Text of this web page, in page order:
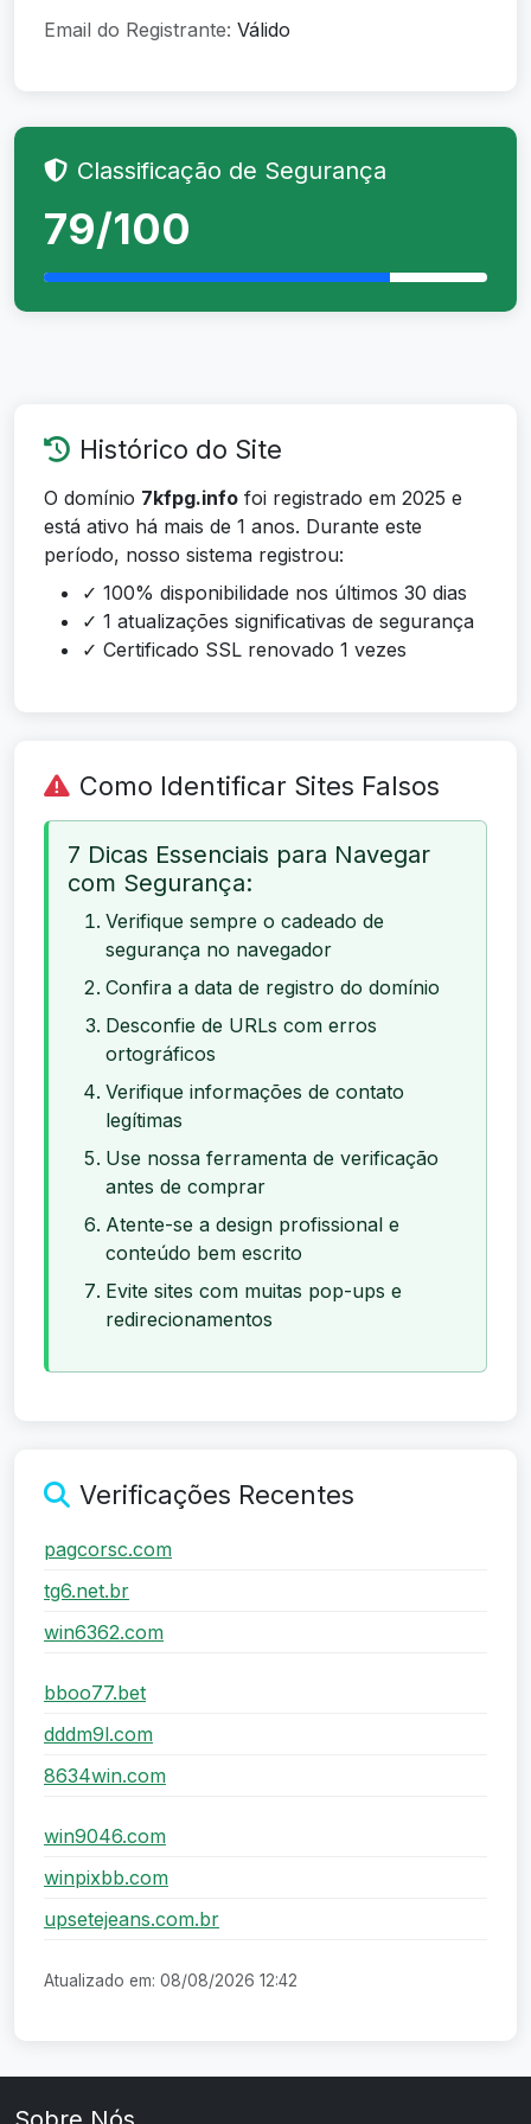
Email do Registrante: Válido
Classificação de Segurança
79/100
Histórico do Site
O domínio 7kfpg.info foi registrado em 2025 e
está ativo há mais de 1 anos. Durante este
período, nosso sistema registrou:
✓ 100% disponibilidade nos últimos 30 dias
✓ 1 atualizações significativas de segurança
✓ Certificado SSL renovado 1 vezes
Como Identificar Sites Falsos
7 Dicas Essenciais para Navegar
com Segurança:
Verifique sempre o cadeado de
segurança no navegador
Confira a data de registro do domínio
Desconfie de URLs com erros
ortográficos
Verifique informações de contato
legítimas
Use nossa ferramenta de verificação
antes de comprar
Atente-se a design profissional e
conteúdo bem escrito
Evite sites com muitas pop-ups e
redirecionamentos
Verificações Recentes
pagcorsc.com
tg6.net.br
win6362.com
bboo77.bet
dddm9l.com
8634win.com
win9046.com
winpixbb.com
upsetejeans.com.br
Atualizado em: 08/08/2026 12:42